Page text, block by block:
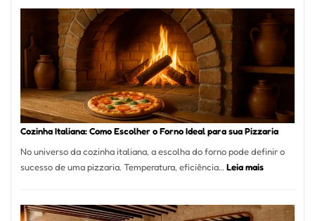
Encontrar
um
Lugar
para
Comer?
Este
Portal
Resolver
Isso
Cozinha Italiana: Como Escolher o Forno Ideal para sua Pizzaria
No universo da cozinha italiana, a escolha do forno pode definir o
sucesso de uma pizzaria. Temperatura, eficiência… Leia mais:
Como